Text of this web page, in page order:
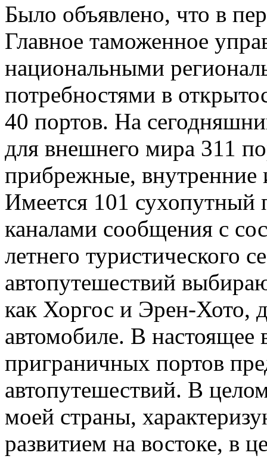
Было объявлено, что в
Главное таможенное
национальными
потребностями в
40 портов. На
для внешнего мира 311
прибрежные,
Имеется 101
каналами сообщения с
летнего туристического
автопутешествий
как Хоргос и Эрен-Хото,
автомобиле. В настоящее
приграничных портов
автопутешествий. В
моей страны,
развитием на востоке, в